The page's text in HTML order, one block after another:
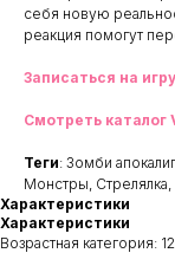
себя новую
реакция помогут
Записаться на игру
Смотреть каталог
Теги: Зомби
Монстры,
Характеристики
Характеристики
Возрастная категория: